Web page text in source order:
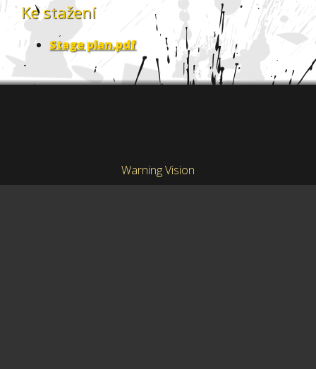
Ke stažení
Stage plan.pdf
Warning Vision